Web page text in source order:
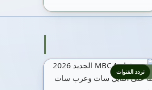
5 تردد القنوات